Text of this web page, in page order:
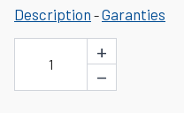
Description -Garanties
1
+
−